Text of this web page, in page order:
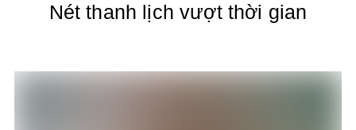
Nét thanh lịch vượt thời gian